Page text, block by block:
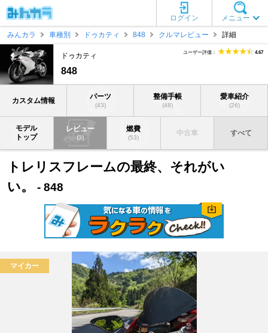
メニュー
ログイン
みんカラ
車種別 ドゥカティ 848 クルマレビュー 詳細
ドゥカティ
848
ユーザー評価： 4.67
カスタム情報 パーツ
(43)
整備手帳
(48)
愛車紹介
(26)
モデル
トップ
レビュー
(3)
燃費
(53)
中古車 すべて
トレリスフレームの最終、それがい
い。
- 848
マイカー